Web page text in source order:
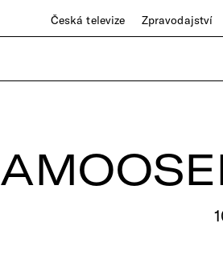
Česká televize Zpravodajství